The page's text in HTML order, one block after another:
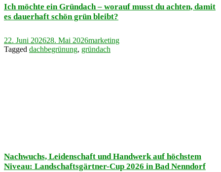
Ich möchte ein Gründach – worauf musst du achten, damit
es dauerhaft schön grün bleibt?
22. Juni 202628. Mai 2026marketing
Tagged dachbegrünung, gründach
Nachwuchs, Leidenschaft und Handwerk auf höchstem
Niveau: Landschaftsgärtner-Cup 2026 in Bad Nenndorf